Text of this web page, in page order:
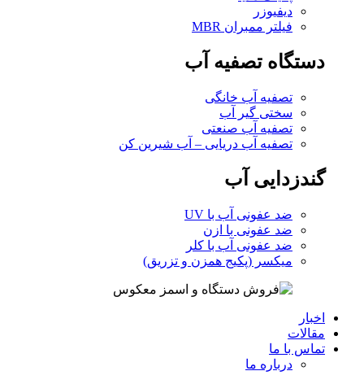
دیفیوزر
فیلتر ممبران MBR
دستگاه تصفیه آب
تصفیه آب خانگی
سختی گیر آب
تصفیه آب صنعتی
تصفیه آب دریایی – آب شیرین کن
گندزدایی آب
ضد عفونی آب با UV
ضد عفونی با ازن
ضد عفونی آب با کلر
میکسر (پکیج همزن و تزریق)
اخبار
مقالات
تماس با ما
درباره ما